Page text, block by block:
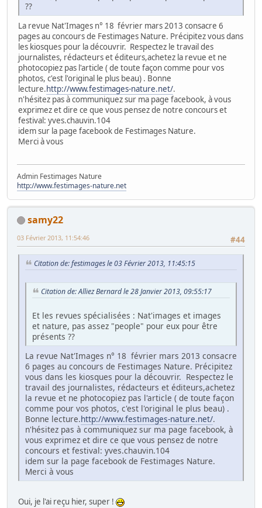
??
La revue Nat'Images n° 18 février mars 2013 consacre 6
pages au concours de Festimages Nature. Précipitez vous dans
les kiosques pour la découvrir. Respectez le travail des
journalistes, rédacteurs et éditeurs,achetez la revue et ne
photocopiez pas l'article ( de toute façon comme pour vos
photos, c'est l'original le plus beau) . Bonne
lecture.http://www.festimages-nature.net/.
n'hésitez pas à communiquez sur ma page facebook, à vous
exprimez et dire ce que vous pensez de notre concours et
festival: yves.chauvin.104
idem sur la page facebook de Festimages Nature.
Merci à vous
Admin Festimages Nature
http://www.festimages-nature.net
samy22
#44
03 Février 2013, 11:54:46
Citation de: festimages le 03 Février 2013, 11:45:15
Citation de: Alliez Bernard le 28 Janvier 2013, 09:55:17
Et les revues spécialisées : Nat'images et images
et nature, pas assez "people" pour eux pour être
présents ??
La revue Nat'Images n° 18 février mars 2013 consacre
6 pages au concours de Festimages Nature. Précipitez
vous dans les kiosques pour la découvrir. Respectez le
travail des journalistes, rédacteurs et éditeurs,achetez
la revue et ne photocopiez pas l'article ( de toute façon
comme pour vos photos, c'est l'original le plus beau) .
Bonne lecture.http://www.festimages-nature.net/.
n'hésitez pas à communiquez sur ma page facebook, à
vous exprimez et dire ce que vous pensez de notre
concours et festival: yves.chauvin.104
idem sur la page facebook de Festimages Nature.
Merci à vous
Oui, je l'ai reçu hier, super !